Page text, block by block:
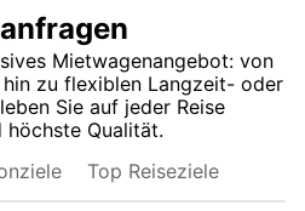
Mietwagenangebot: von
zu flexiblen Langzeit- oder
Sie auf jeder Reise
Qualität.
Top Reiseziele